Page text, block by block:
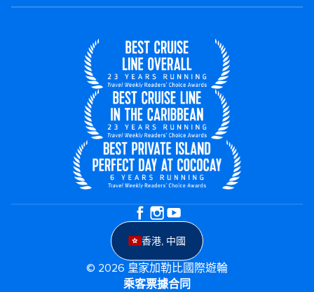
香港, 中國
© 2026 皇家加勒比國際遊輪
乘客票據合同